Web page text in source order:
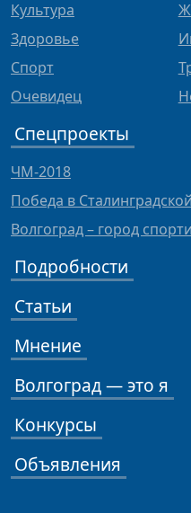
Культура
Здоровье
Спорт
Очевидец
Спецпроекты
ЧМ-2018
Победа в
Волгоград – город
Подробности
Статьи
Мнение
Волгоград — это я
Конкурсы
Объявления